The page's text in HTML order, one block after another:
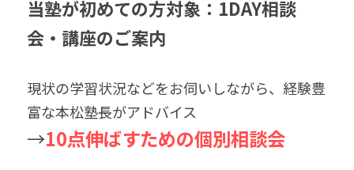
当塾が初めての方対象：1DAY相談
会・講座のご案内
現状の学習状況などをお伺いしながら、経験豊
富な本松塾長がアドバイス
→10点伸ばすための個別相談会